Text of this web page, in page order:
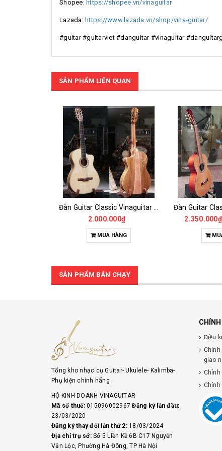
Shopee:https://shopee.vn/vinaguitar
Lazada:https://www.lazada.vn/shop/vina-guitar/
#guitar #guitarviet #danguitar #vinaguitar
SẢN PHẨM LIÊN QUAN
2.000.000₫
MUA HÀNG
2.350.000₫
SẢN PHẨM BÁN CHẠY
Tổng kho nhạc cụ Guitar- Ukulele- Kalimba-
Phụ kiện chính hãng
HỘ KINH DOANH VINAGUITAR
Mã số thuế:015096002967Đăng ký lần đầu:
23/03/2020
Đăng ký thay đổi lần thứ 2:18/03/2024
Địa chỉ trụ sở:Số 5 Liền Kề 6B C17 Nguyễn
Văn Lộc, Phường Hà Đông, TP Hà Nội
CHÍNH
Điều
Chính
giao